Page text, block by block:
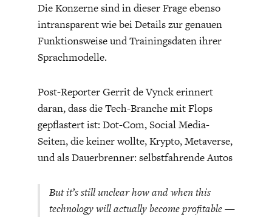
Die Konzerne sind in dieser Frage ebenso
intransparent wie bei Details zur genauen
Funktionsweise und Trainingsdaten ihrer
Sprachmodelle.
Post-Reporter Gerrit de Vynck erinnert
daran, dass die Tech-Branche mit Flops
gepflastert ist: Dot-Com, Social Media-
Seiten, die keiner wollte, Krypto, Metaverse,
und als Dauerbrenner: selbstfahrende Autos
But it’s still unclear how and when this
technology will actually become profitable —